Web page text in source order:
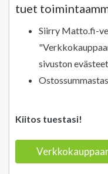
tuet
Siirry Matto.fi-
sivuston
Kiitos tuestasi!